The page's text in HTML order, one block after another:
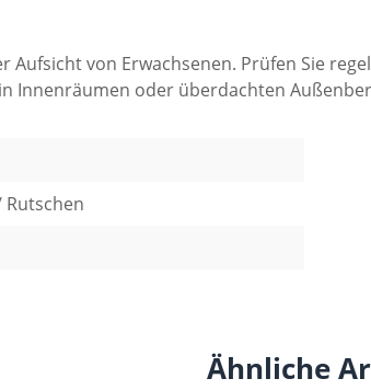
von Erwachsenen. Prüfen Sie
Innenräumen oder überdachten
Rutschen
Ähnliche